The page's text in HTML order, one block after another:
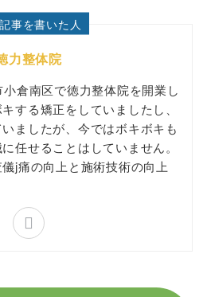
事を書いた人
力整体院
倉南区で徳力整体院を開業し
する矯正をしていましたし、
ましたが、今ではボキボキも
任せることはしていません。
j痛の向上と施術技術の向上